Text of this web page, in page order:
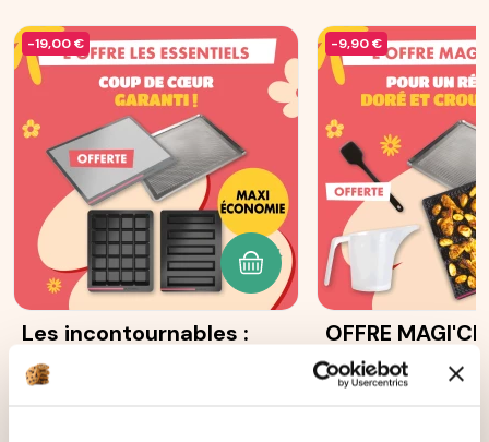
-19,00 €
Les incontournables :
Moule 5 cakes longs
Ohra®
AJOUTER AU PANIER
-9,90 €
OFFRE